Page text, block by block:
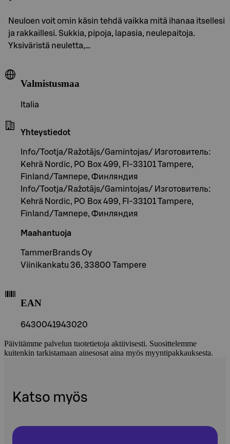
Neuloen voit omin käsin tehdä vaikka mitä ihanaa itsellesi
ja rakkaillesi. Sukkia, pipoja, lapasia, neulepaitoja.
Yksiväristä neuletta,…
Valmistusmaa
Italia
Yhteystiedot
Info/Tootja/Ražotājs/Gamintojas/ Изготовитель:
Kehrä Nordic, PO Box 499, FI-33101 Tampere,
Finland/Тампере, Финляндия
Info/Tootja/Ražotājs/Gamintojas/ Изготовитель:
Kehrä Nordic, PO Box 499, FI-33101 Tampere,
Finland/Тампере, Финляндия
Maahantuoja
TammerBrands Oy
Viinikankatu 36, 33800 Tampere
EAN
6430041943020
Päivitämme palvelun tuotetietoja aktiivisesti. Suosittelemme
kuitenkin tarkistamaan ainesosat aina myös myyntipakkauksesta.
Katso myös